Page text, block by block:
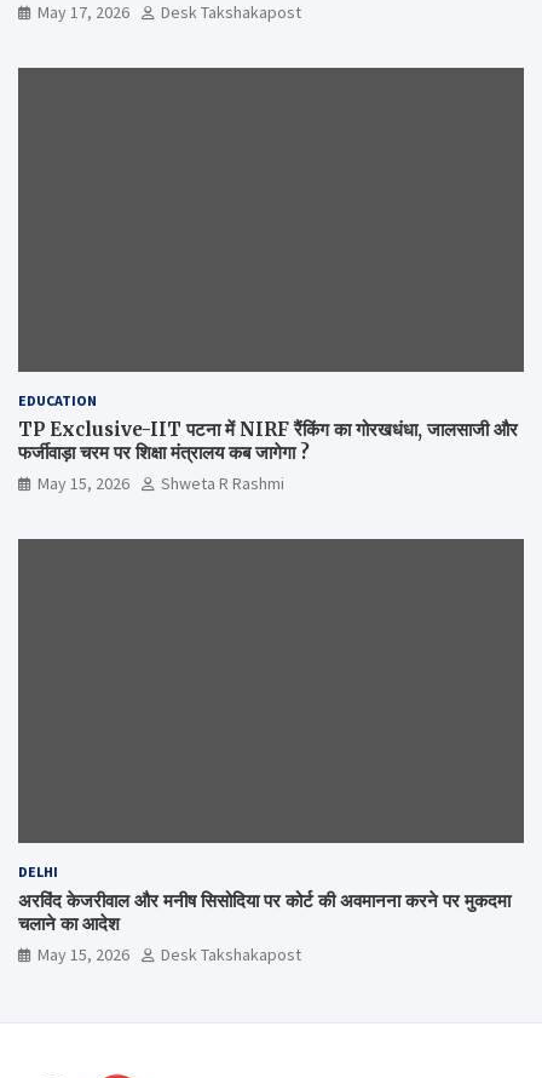
May 17, 2026 Desk Takshakapost
EDUCATION
TP Exclusive-IIT पटना में NIRF रैंकिंग का गोरखधंधा, जालसाजी और
फर्जीवाड़ा चरम पर शिक्षा मंत्रालय कब जागेगा ?
May 15, 2026 Shweta R Rashmi
DELHI
अरविंद केजरीवाल और मनीष सिसोदिया पर कोर्ट की अवमानना करने पर मुकदमा
चलाने का आदेश
May 15, 2026 Desk Takshakapost